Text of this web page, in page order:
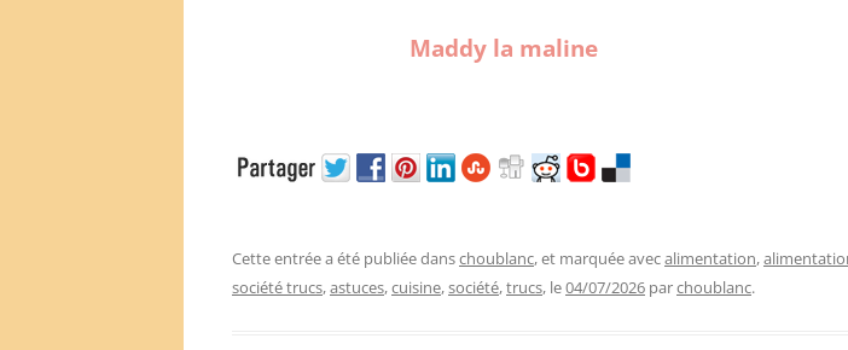
Maddy la maline
Cette entrée a été publiée danschoublanc, et marquée avecalimentation,
société trucs,astuces,cuisine,société,trucs, le04/07/2026 parchoublanc.